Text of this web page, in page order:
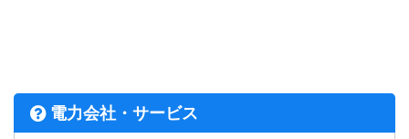
電力会社・サービス